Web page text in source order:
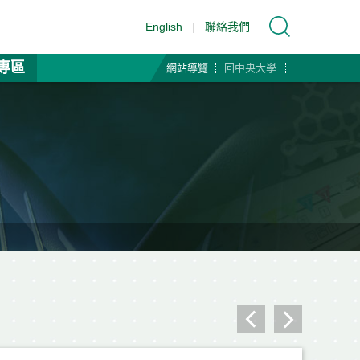
English | 聯絡我們
區 網站導覽 回中央大學